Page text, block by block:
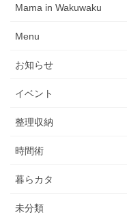
Mama in Wakuwaku
Menu
お知らせ
イベント
整理収納
時間術
暮らカタ
未分類